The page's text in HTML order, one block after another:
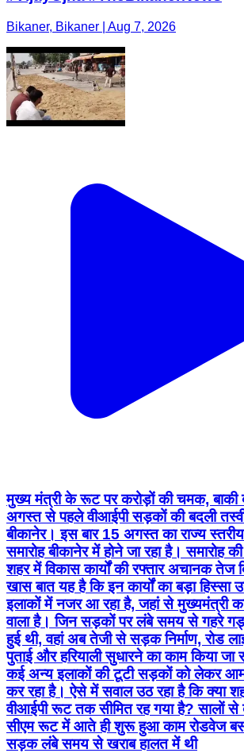
Bikaner, Bikaner | Aug 7, 2026
मुख्य मंत्री के रूट पर करोड़ों की चमक, बाकी
अगस्त से पहले वीआईपी सड़कों की बदली
बीकानेर। इस बार 15 अगस्त का राज्य
समारोह बीकानेर में होने जा रहा है। समारोह
शहर में विकास कार्यों की रफ्तार अचानक तेज
खास बात यह है कि इन कार्यों का बड़ा
इलाकों में नजर आ रहा है, जहां से मुख्यमंत्री
वाला है। जिन सड़कों पर लंबे समय से गहरे
हुई थी, वहां अब तेजी से सड़क निर्माण, रोड
पुताई और हरियाली सुधारने का काम किया जा
कई अन्य इलाकों की टूटी सड़कों को लेकर
कर रहा है। ऐसे में सवाल उठ रहा है कि क्या
वीआईपी रूट तक सीमित रह गया है? सालों
सीएम रूट में आते ही शुरू हुआ काम रोडवेज
सड़क लंबे समय से खराब हालत में थी